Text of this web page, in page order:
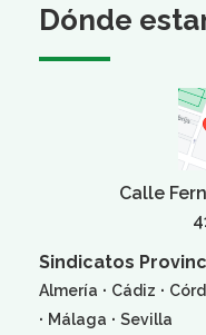
Dónde
Calle
Sindicatos
Almería · Cádiz ·
· Málaga · Sevilla